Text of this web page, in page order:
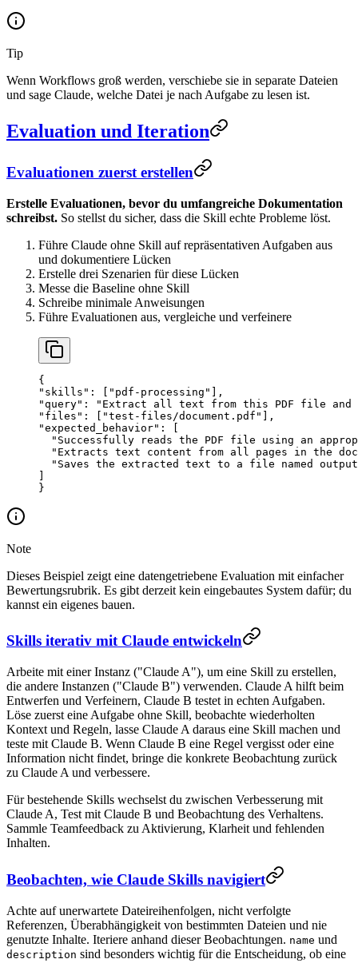
Tip
Wenn Workflows groß werden, verschiebe sie in separate Dateien
und sage Claude, welche Datei je nach Aufgabe zu lesen ist.
Evaluation und Iteration
Evaluationen zuerst erstellen
Erstelle Evaluationen, bevor du umfangreiche Dokumentation
schreibst. So stellst du sicher, dass die Skill echte Probleme löst.
Führe Claude ohne Skill auf repräsentativen Aufgaben aus
und dokumentiere Lücken
Erstelle drei Szenarien für diese Lücken
Messe die Baseline ohne Skill
Schreibe minimale Anweisungen
Führe Evaluationen aus, vergleiche und verfeinere
{
"skills" : [ "pdf-processing" ],
"query" :
"Extract all text from this PDF file
"files" : [ "test-files/document.pdf" ],
"expected_behavior" : [
"Successfully reads the PDF file using an
"Extracts text content from all pages in the
"Saves the extracted text to a file named
]
}
Note
Dieses Beispiel zeigt eine datengetriebene Evaluation mit einfacher
Bewertungsrubrik. Es gibt derzeit kein eingebautes System dafür; du
kannst ein eigenes bauen.
Skills iterativ mit Claude entwickeln
Arbeite mit einer Instanz ("Claude A"), um eine Skill zu erstellen,
die andere Instanzen ("Claude B") verwenden. Claude A hilft beim
Entwerfen und Verfeinern, Claude B testet in echten Aufgaben.
Löse zuerst eine Aufgabe ohne Skill, beobachte wiederholten
Kontext und Regeln, lasse Claude A daraus eine Skill machen und
teste mit Claude B. Wenn Claude B eine Regel vergisst oder eine
Information nicht findet, bringe die konkrete Beobachtung zurück
zu Claude A und verbessere.
Für bestehende Skills wechselst du zwischen Verbesserung mit
Claude A, Test mit Claude B und Beobachtung des Verhaltens.
Sammle Teamfeedback zu Aktivierung, Klarheit und fehlenden
Inhalten.
Beobachten, wie Claude Skills navigiert
Achte auf unerwartete Dateireihenfolgen, nicht verfolgte
Referenzen, Überabhängigkeit von bestimmten Dateien und nie
genutzte Inhalte. Iteriere anhand dieser Beobachtungen. name und
description sind besonders wichtig für die Entscheidung, ob eine